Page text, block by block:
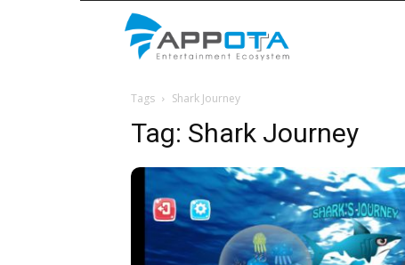
Tags Shark Journey
Tag: Shark Journey